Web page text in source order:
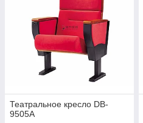
Театральное кресло DB-
9505A